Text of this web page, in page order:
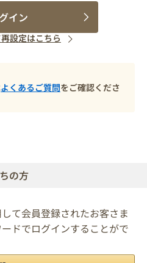
イン
設定はこちら
よくあるご質問をご確認くださ
の方
て会員登録されたお客さま
ドでログインすることがで